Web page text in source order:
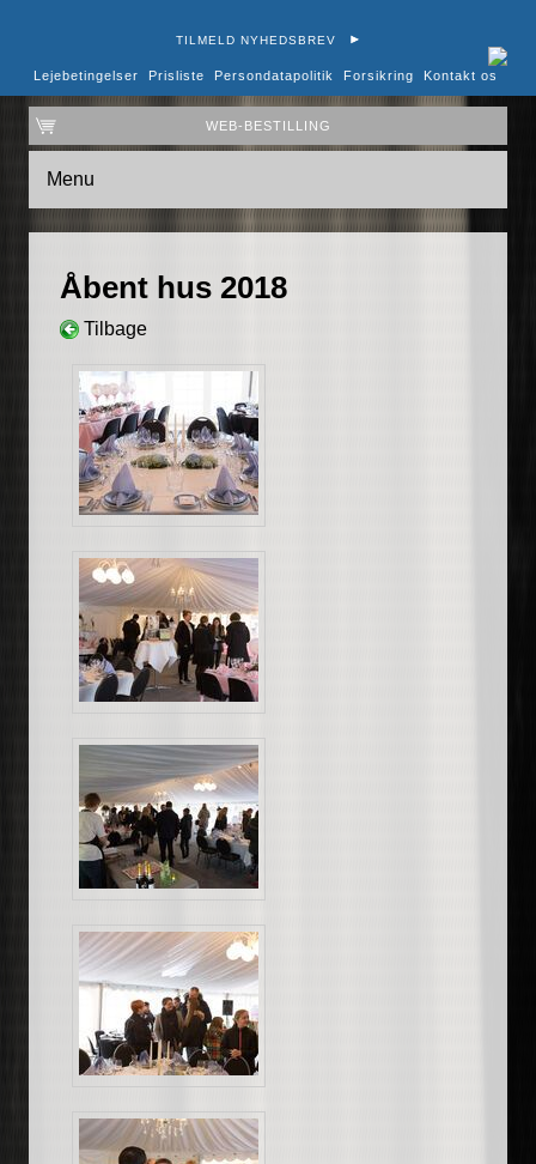
TILMELD NYHEDSBREV
Lejebetingelser Prisliste Persondatapolitik Forsikring Kontakt os
WEB-BESTILLING
Menu
Åbent hus 2018
Tilbage